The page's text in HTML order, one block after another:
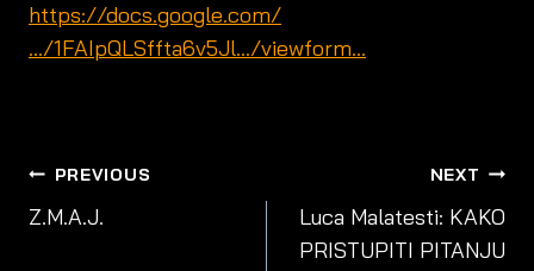
https://docs.google.com/
…/1FAIpQLSffta6v5Jl…/viewform…
POST
NAVIGATION
PREVIOUS
Z.M.A.J.
NEXT
Luca Malatesti: KAKO
PRISTUPITI PITANJU